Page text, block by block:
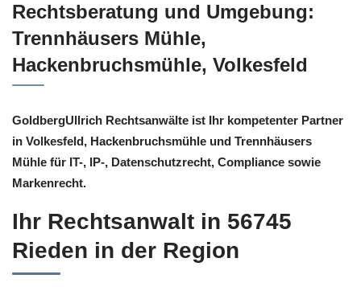
Rechtsberatung und Umgebung:
Trennhäusers Mühle,
Hackenbruchsmühle, Volkesfeld
GoldbergUllrich Rechtsanwälte ist Ihr kompetenter Partner
in Volkesfeld, Hackenbruchsmühle und Trennhäusers
Mühle für IT-, IP-, Datenschutzrecht, Compliance sowie
Markenrecht.
Ihr Rechtsanwalt in 56745
Rieden in der Region